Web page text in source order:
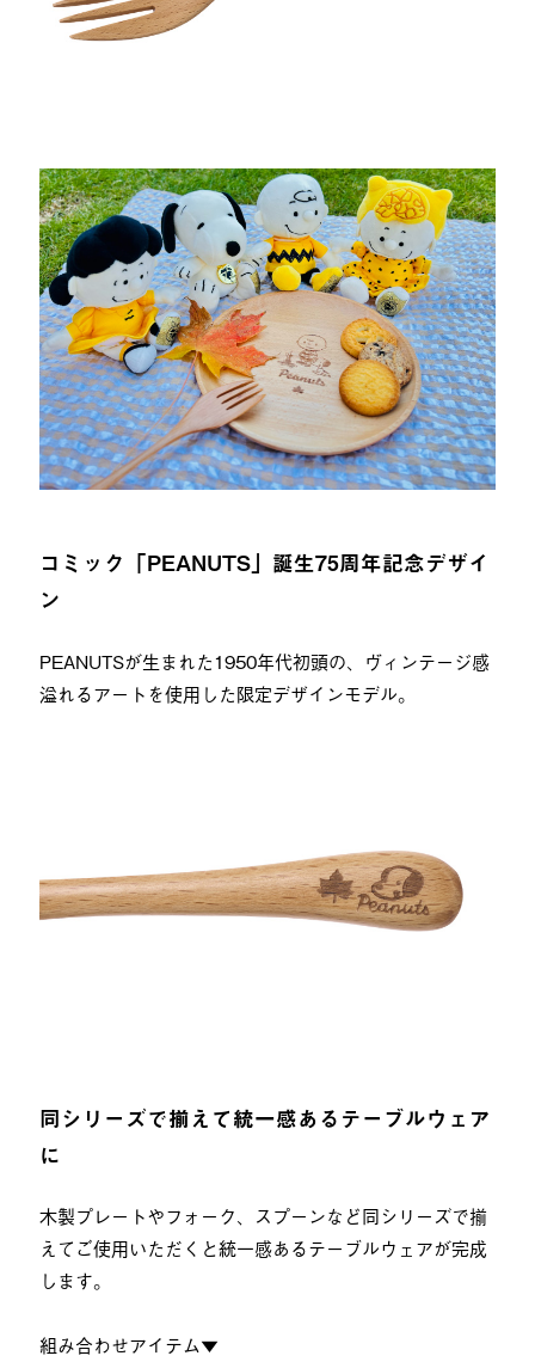
コミック「PEANUTS」誕生75周年記念デザイ
ン
PEANUTSが生まれた1950年代初頭の、ヴィンテージ感
溢れるアートを使用した限定デザインモデル。
同シリーズで揃えて統一感あるテーブルウェア
に
木製プレートやフォーク、スプーンなど同シリーズで揃
えてご使用いただくと統一感あるテーブルウェアが完成
します。
組み合わせアイテム▼